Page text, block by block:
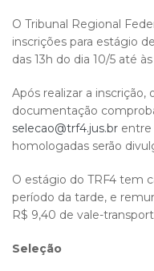
O Tribunal Regional
inscrições para estágio
das 13h do dia 10/5 até
Após realizar a inscrição,
documentação
selecao@trf4.jus.br entre
homologadas serão
O estágio do TRF4 tem
período da tarde, e
R$ 9,40 de vale-
Seleção